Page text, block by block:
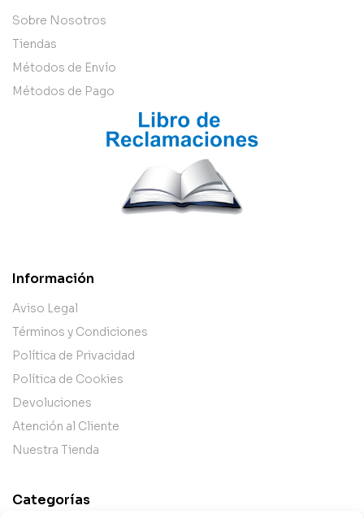
Sobre Nosotros
Tiendas
Métodos de Envío
Métodos de Pago
Información
Aviso Legal
Términos y Condiciones
Política de Privacidad
Política de Cookies
Devoluciones
Atención al Cliente
Nuestra Tienda
Categorías